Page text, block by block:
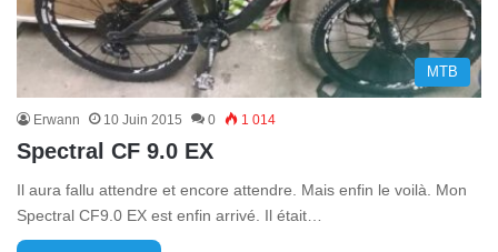
MTB
Erwann 10 Juin 2015 0 1 014
Spectral CF 9.0 EX
Il aura fallu attendre et encore attendre. Mais enfin le voilà. Mon
Spectral CF9.0 EX est enfin arrivé. Il était…